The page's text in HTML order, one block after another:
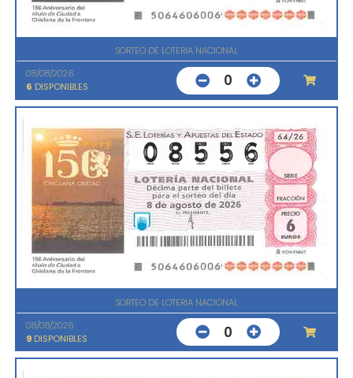
SORTEO DE LOTERIA NACIONAL
08/08/2026
6 DISPONIBLES 0
SORTEO DE LOTERIA NACIONAL
08/08/2026
9 DISPONIBLES 0